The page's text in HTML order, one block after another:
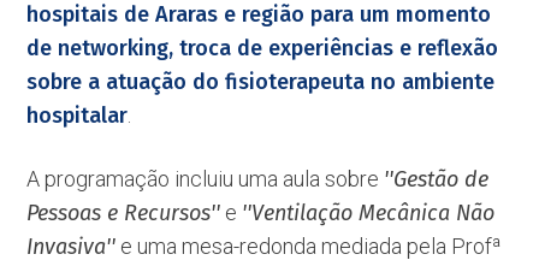
hospitais de Araras e região para um momento
de networking, troca de experiências e reflexão
sobre a atuação do fisioterapeuta no ambiente
hospitalar
A programação incluiu uma aula sobre ''Gestão de
Pessoas e Recursos'' e ''Ventilação Mecânica Não
Invasiva'' e uma mesa-redonda mediada pela Profª